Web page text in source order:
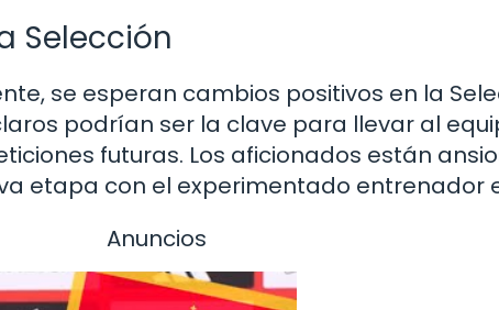
Selección
se esperan cambios positivos en la
podrían ser la clave para llevar al
futuras. Los aficionados están
etapa con el experimentado entrenador
Anuncios